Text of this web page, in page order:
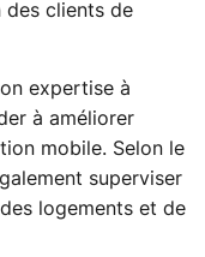
clients de
expertise à
à améliorer
mobile. Selon le
superviser
logements et de